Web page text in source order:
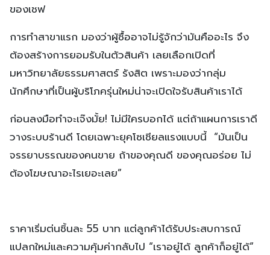
ของเชฟ
การทำสาขาแรก มองว่าผู้ซื้ออาจไม่รู้จักว่ามันคืออะไร จึง
ต้องสร้างการยอมรับในตัวสินค้า เลยเลือกเปิดที่
มหาวิทยาลัยธรรมศาสตร์ รังสิต เพราะมองว่ากลุ่ม
นักศึกษาที่เป็นผู้บริโภครุ่นใหม่น่าจะเปิดใจรับสินค้าเราได้
ก่อนลงมือทำจะเจ๊งมั้ย! ไม่มีใครบอกได้ แต่ถ้าแผนการเราดี
วางระบบร้านดี โดยเฉพาะยุคโซเชียลแรงแบบนี้ “มันเป็น
จรรยาบรรณของคนขาย ถ้าของคุณดี ของคุณอร่อย ไม่
ต้องโฆษณาอะไรเยอะเลย”
ราคาเริ่มต่นชิ้นละ 55 บาท แต่ลูกค้าได้รับประสบการณ์
แปลกใหม่และความคุ้มค่ากลับไป “เราอยู่ได้ ลูกค้าก็อยู่ได้”